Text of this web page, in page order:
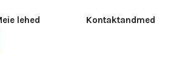
lehed Kontaktandmed